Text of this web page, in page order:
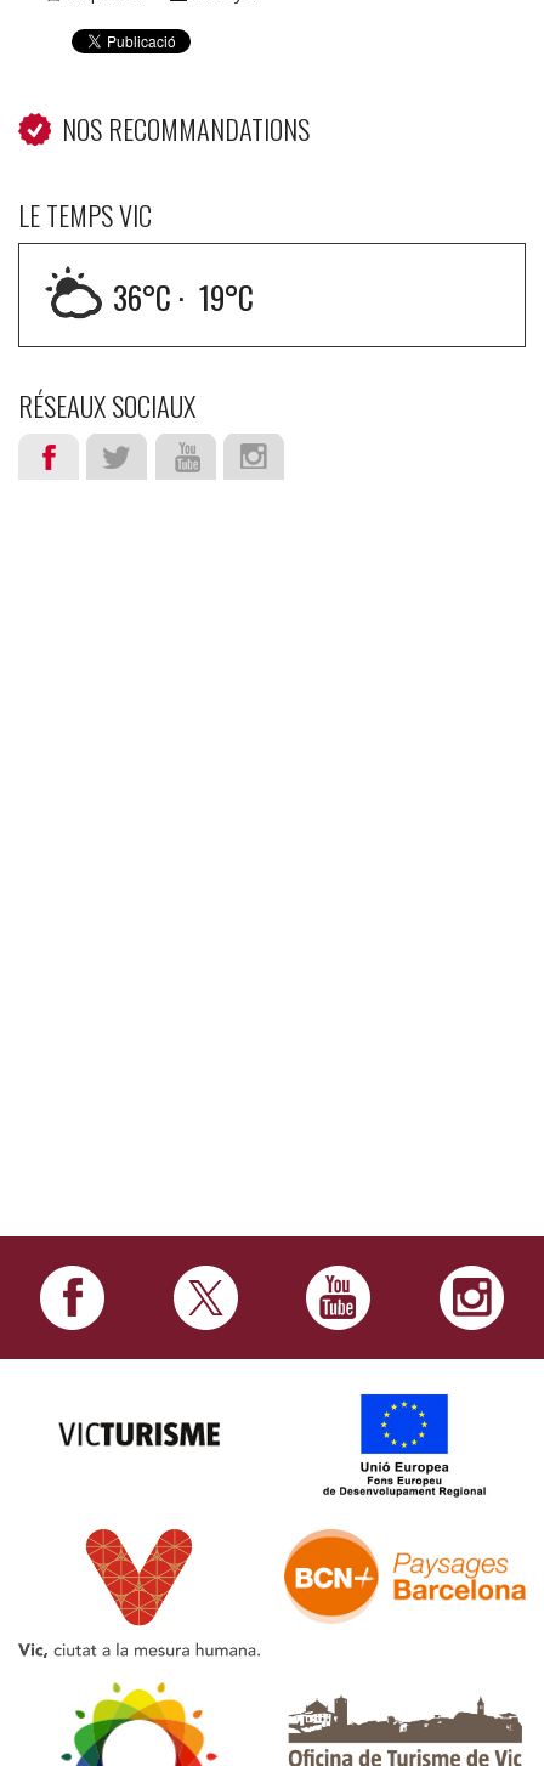
NOS RECOMMANDATIONS
LE TEMPS VIC
36°C · 19°C
RÉSEAUX SOCIAUX